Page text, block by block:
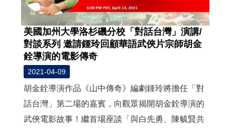
美國加州大學洛杉磯分校「對話台灣」演講/
對談系列 邀請鍾玲回顧華語武俠片宗師胡金
銓導演的電影傳奇
2021-04-09
胡金銓導演作品《山中傳奇》編劇鍾玲將擔任「對
話台灣」第二場的嘉賓，向觀眾揭開胡金銓導演的
武俠電影故事！繼首場座談「與白先勇、陳毓賢共